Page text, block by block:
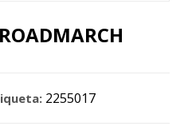
2255017